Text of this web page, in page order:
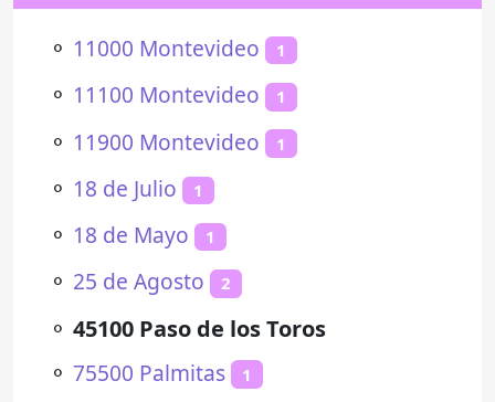
⚬ 11000 Montevideo 1
⚬ 11100 Montevideo 1
⚬ 11900 Montevideo 1
⚬ 18 de Julio 1
⚬ 18 de Mayo 1
⚬ 25 de Agosto 2
⚬ 45100 Paso de los Toros
⚬ 75500 Palmitas 1